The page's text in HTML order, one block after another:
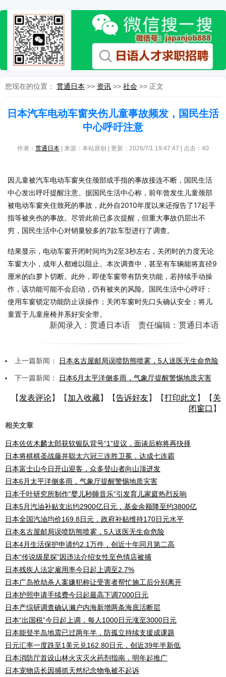
您现在的位置： 贯通日本 >> 资讯 >> 社会 >> 正文
日本汽车电动车窗夹伤儿童事故频发，国民生活
中心呼吁注意
作者： 贯通日本 | 来源：本站原创 | 更新：2026/7/1 19:47:47 | 点击： 40
因儿童被汽车电动车窗夹住颈部或手指的事故接连不断，国民生活
中心发出呼吁提醒注意。据国民生活中心称，前年曾发生儿童颈部
被电动车窗夹住致死的事故，此外自2010年度以来还报告了17起手
指等被夹伤的事故。尽管此前已多次提醒，但重大事故仍层出不
穷，国民生活中心对销量较多的7款车型进行了调查。
结果显示，电动车窗开闭时间均为2至3秒左右，关闭时的力度无论
车窗大小，成年人都难以阻止。本次调查中，甚至有车辆能将直径9
厘米的白萝卜切断。此外，即使车窗带有防夹功能，若持续手动操
作，该功能可能不会启动，仍有被夹的风险。国民生活中心呼吁：
使用车窗锁定功能防止误操作；关闭车窗时先口头确认安全；将儿
童置于儿童座椅并系好安全带。
新闻录入：贯通日本语 责任编辑：贯通日本语
上一篇新闻： 日本名古屋邮局误喷防熊喷雾，5人送医无生命危险
下一篇新闻： 日本6月太平洋侧多雨，气象厅提醒警惕地质灾害
【 发表评论】【 加入收藏】【告诉好友】【打印此文 】【 关
闭窗口 】
相关文章
日本佐佐木麟太郎获软银队背号“1”提议，面谈后称将再抉择
日本将棋棋圣战藤井聪太六冠三连胜卫冕，达成七连霸
日本富士山今日开山迎客，众多登山者向山顶进发
日本6月太平洋侧多雨，气象厅提醒警惕地质灾害
日本千叶研究所制作“婴儿秒睡音乐”引发育儿家庭热烈反响
日本5月汽油补贴支出约2900亿日元，基金余额降至约3800亿
日本全国汽油均价169.8日元，政府补贴维持170日元水平
日本名古屋邮局误喷防熊喷雾，5人送医无生命危险
日本4月生活保护申请约2.1万件，创近十年同月第二高
日本“传说级星探”因违法介绍女性至色情店被捕
日本残疾人法定雇用率今日起上调至2.7%
日本广岛抢劫杀人案嫌犯称让受害者帮忙施工后分别离开
日本护照申请手续费今日起最高下调7000日元
日本产综研调查确认濑户内海新增两条海底活断层
日本“出国税”今日起上调，每人1000日元涨至3000日元
日本能登半岛地震已过两年半，防孤立持续支援成课题
日元汇率一度跌至1美元兑162.80日元，创近39年半新低
日本消防厅首设山林火灾灭火药剂指南，明年起推广
日本宠物店长因捕抓天然纪念物龟被不起诉